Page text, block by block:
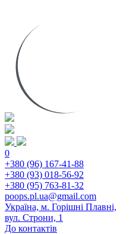
0
+380 (96) 167-41-88
+380 (93) 018-56-92
+380 (95) 763-81-32
poops.pl.ua@gmail.com
Україна, м. Горішні Плавні,
вул. Строни, 1
До контактів